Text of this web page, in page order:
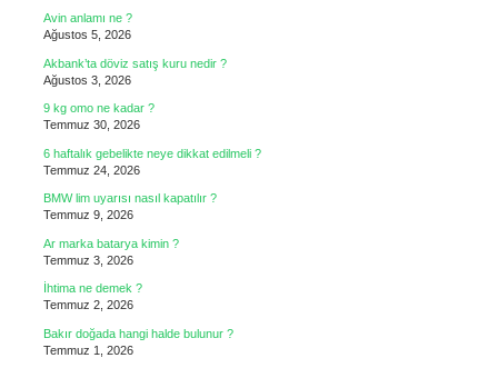
Avin anlamı ne ?
Ağustos 5, 2026
Akbank’ta döviz satış kuru nedir ?
Ağustos 3, 2026
9 kg omo ne kadar ?
Temmuz 30, 2026
6 haftalık gebelikte neye dikkat edilmeli ?
Temmuz 24, 2026
BMW lim uyarısı nasıl kapatılır ?
Temmuz 9, 2026
Ar marka batarya kimin ?
Temmuz 3, 2026
İhtima ne demek ?
Temmuz 2, 2026
Bakır doğada hangi halde bulunur ?
Temmuz 1, 2026